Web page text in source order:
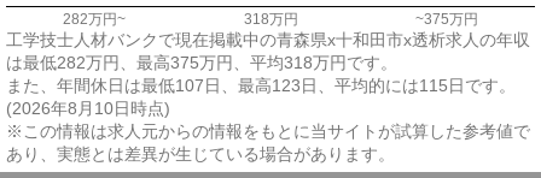
282万円~ 318万円 ~375万円
工学技士人材バンクで現在掲載中の青森県x十和田市x透析求人の年収
は最低282万円、最高375万円、平均318万円です。
また、年間休日は最低107日、最高123日、平均的には115日です。
(2026年8月10日時点)
※この情報は求人元からの情報をもとに当サイトが試算した参考値で
あり、実態とは差異が生じている場合があります。